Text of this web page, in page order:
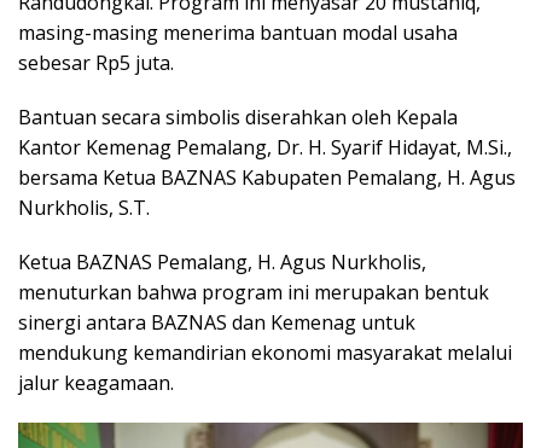
masing-masing menerima bantuan modal usaha
sebesar Rp5 juta.
Bantuan secara simbolis diserahkan oleh Kepala
Kantor Kemenag Pemalang, Dr. H. Syarif Hidayat, M.Si.,
bersama Ketua BAZNAS Kabupaten Pemalang, H. Agus
Nurkholis, S.T.
Ketua BAZNAS Pemalang, H. Agus Nurkholis,
menuturkan bahwa program ini merupakan bentuk
sinergi antara BAZNAS dan Kemenag untuk
mendukung kemandirian ekonomi masyarakat melalui
jalur keagamaan.